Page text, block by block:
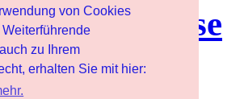
von Cookies
zu Ihrem
erhalten Sie mit hier: